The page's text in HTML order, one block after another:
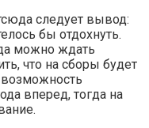
следует вывод:
бы отдохнуть.
можно ждать
что на сборы будет
вперед, тогда на